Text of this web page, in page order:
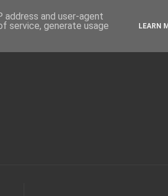
and user-agent
service, generate usage
LEARN